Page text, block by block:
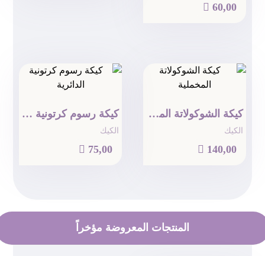
 60,00
كيكة الشوكولاتة المخملية
الكيك
 140,00
كيكة رسوم كرتونية ( دائرية )
الكيك
 75,00
المنتجات المعروضة مؤخراً